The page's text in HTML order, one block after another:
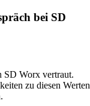
bei SD
SD Worx vertraut.
zu diesen Werten